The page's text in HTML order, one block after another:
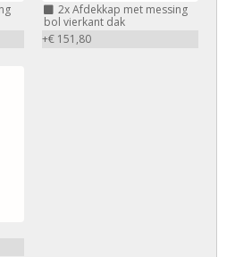
2xAfdekkap met messing
bol vierkant dak
+€ 151,80